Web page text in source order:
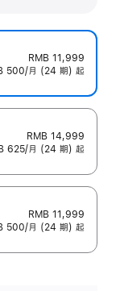
RMB 11,999
500/月 (24 期) 起
RMB 14,999
625/月 (24 期) 起
RMB 11,999
500/月 (24 期) 起